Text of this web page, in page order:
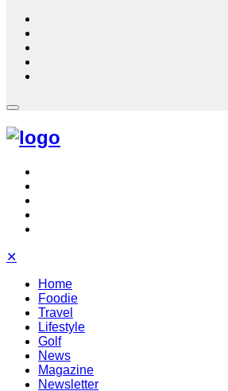
✕
Home
Foodie
Travel
Lifestyle
Golf
News
Magazine
Newsletter